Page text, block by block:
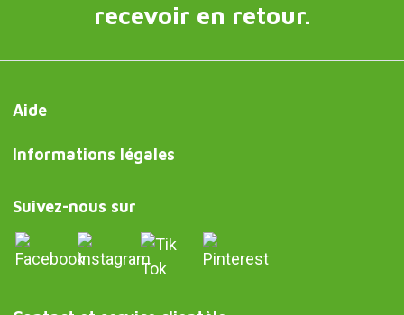
recevoir en retour.
Aide
Informations légales
Suivez-nous sur